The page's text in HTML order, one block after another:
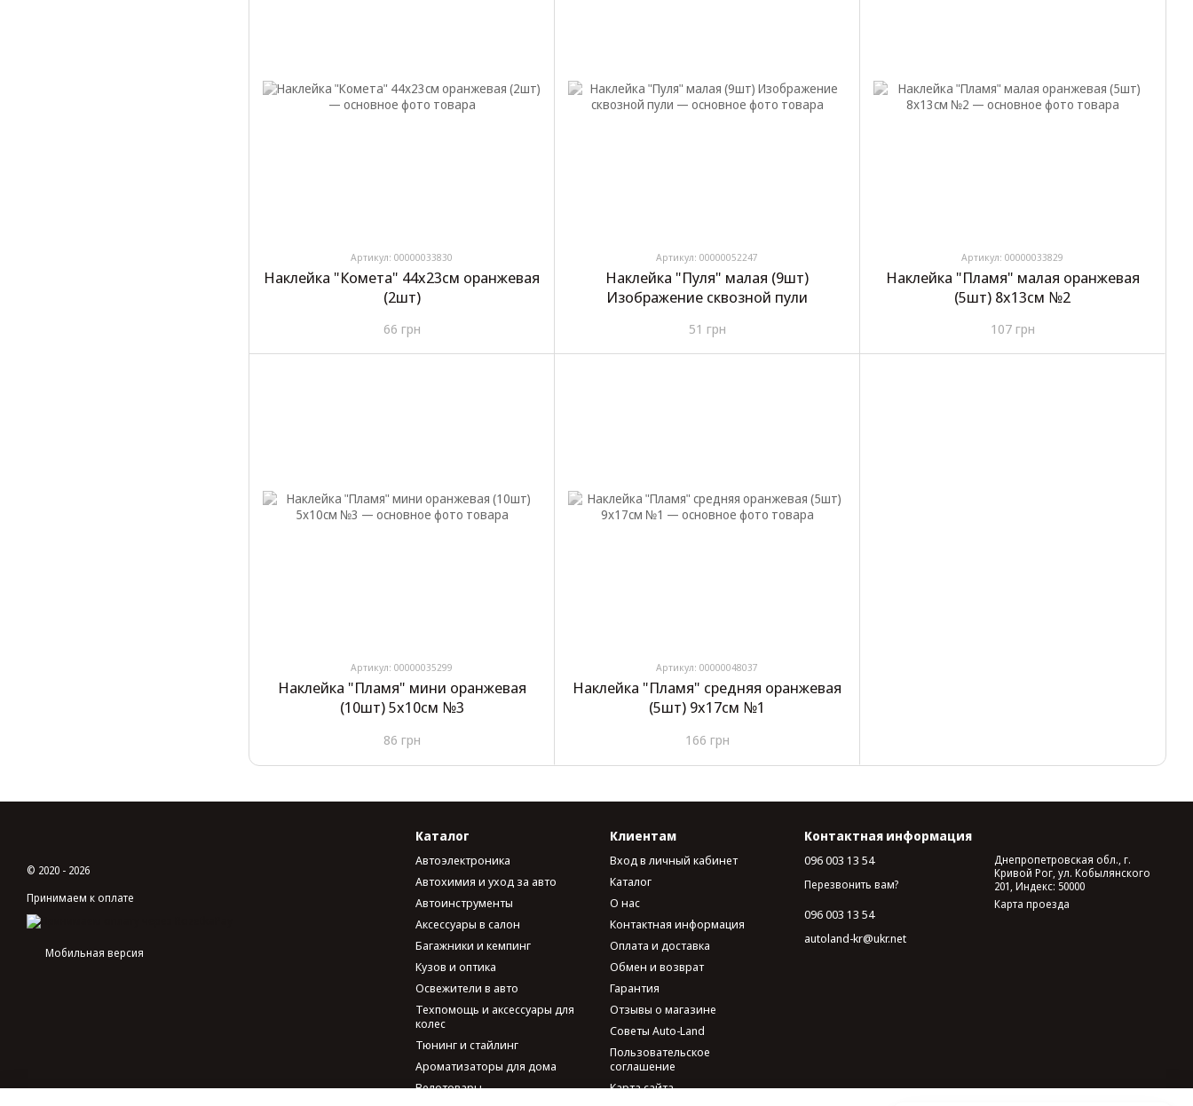
Артикул: 00000033830
Наклейка "Комета" 44х23см оранжевая
(2шт)
66 грн
Артикул: 00000052247
Наклейка "Пуля" малая (9шт)
Изображение сквозной пули
51 грн
Артикул: 00000033829
Наклейка "Пламя" малая оранжевая
(5шт) 8х13см №2
107 грн
Артикул: 00000035299
Наклейка "Пламя" мини оранжевая
(10шт) 5х10см №3
86 грн
Артикул: 00000048037
Наклейка "Пламя" средняя оранжевая
(5шт) 9х17см №1
166 грн
© 2020 - 2026
Принимаем к оплате
Мобильная версия
Каталог
Автоэлектроника
Автохимия и уход за авто
Автоинструменты
Аксессуары в салон
Багажники и кемпинг
Кузов и оптика
Освежители в авто
Техпомощь и аксессуары для
колес
Тюнинг и стайлинг
Ароматизаторы для дома
Велотовары
Клиентам
Вход в личный кабинет
Каталог
О нас
Контактная информация
Оплата и доставка
Обмен и возврат
Гарантия
Отзывы о магазине
Советы Auto-Land
Пользовательское
соглашение
Карта сайта
Контактная информация
096 003 13 54
Перезвонить вам?
096 003 13 54
autoland-kr@ukr.net
Днепропетровская обл., г.
Кривой Рог, ул. Кобылянского
201, Индекс: 50000
Карта проезда